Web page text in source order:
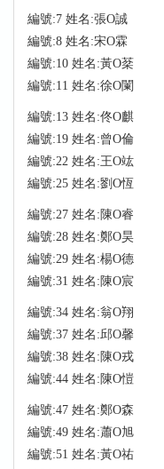
編號:7 姓名:張O誠
編號:8 姓名:宋O霖
編號:10 姓名:黃O棻
編號:11 姓名:徐O闌
編號:13 姓名:佟O麒
編號:19 姓名:曾O倫
編號:22 姓名:王O竑
編號:25 姓名:劉O恆
編號:27 姓名:陳O睿
編號:28 姓名:鄭O昊
編號:29 姓名:楊O德
編號:31 姓名:陳O宸
編號:34 姓名:翁O翔
編號:37 姓名:邱O馨
編號:38 姓名:陳O戎
編號:44 姓名:陳O愷
編號:47 姓名:鄭O森
編號:49 姓名:蕭O旭
編號:51 姓名:黃O祐